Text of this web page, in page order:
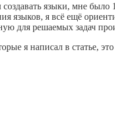
создавать языки, мне
языков, я всё ещё
для решаемых задач
я написал в статье,